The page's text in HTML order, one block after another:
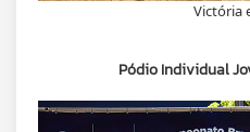
Victória
Pódio Individual